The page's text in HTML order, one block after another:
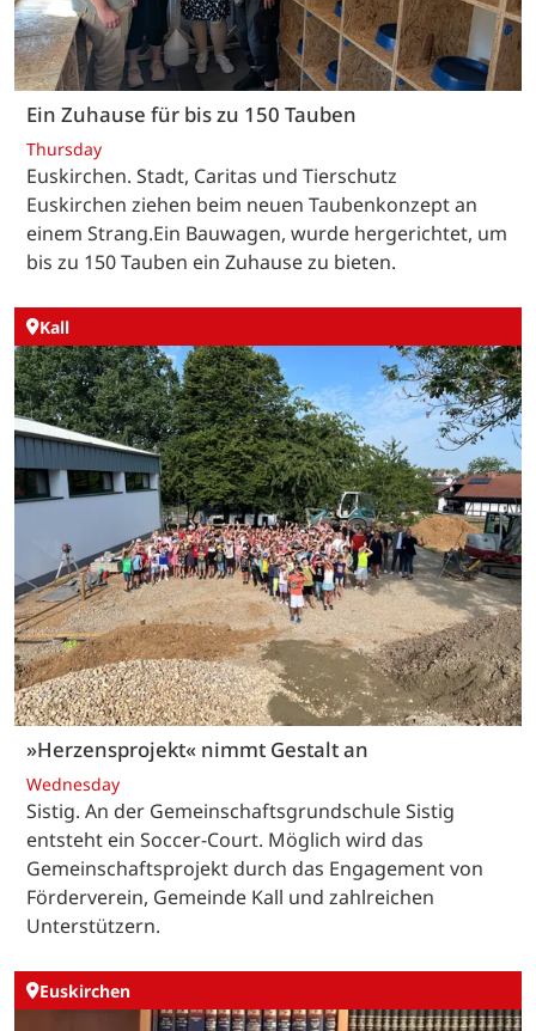
Ein Zuhause für bis zu 150 Tauben
Thursday
Euskirchen. Stadt, Caritas und Tierschutz
Euskirchen ziehen beim neuen Taubenkonzept an
einem Strang.Ein Bauwagen, wurde hergerichtet, um
bis zu 150 Tauben ein Zuhause zu bieten.
Kall
»Herzensprojekt« nimmt Gestalt an
Wednesday
Sistig. An der Gemeinschaftsgrundschule Sistig
entsteht ein Soccer-Court. Möglich wird das
Gemeinschaftsprojekt durch das Engagement von
Förderverein, Gemeinde Kall und zahlreichen
Unterstützern.
Euskirchen